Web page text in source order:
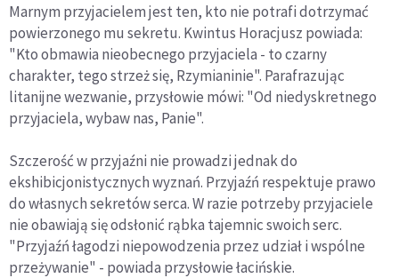
Marnym przyjacielem jest ten, kto nie potrafi dotrzymać
powierzonego mu sekretu. Kwintus Horacjusz powiada:
"Kto obmawia nieobecnego przyjaciela - to czarny
charakter, tego strzeż się, Rzymianinie". Parafrazując
litanijne wezwanie, przysłowie mówi: "Od niedyskretnego
przyjaciela, wybaw nas, Panie".
Szczerość w przyjaźni nie prowadzi jednak do
ekshibicjonistycznych wyznań. Przyjaźń respektuje prawo
do własnych sekretów serca. W razie potrzeby przyjaciele
nie obawiają się odsłonić rąbka tajemnic swoich serc.
"Przyjaźń łagodzi niepowodzenia przez udział i wspólne
przeżywanie" - powiada przysłowie łacińskie.